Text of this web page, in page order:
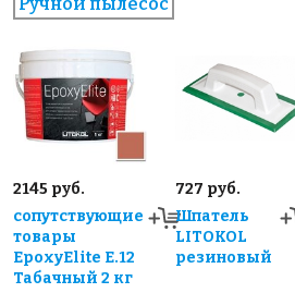
Ручной пылесос
2145 руб.
сопутствующие
товары
EpoxyElite E.12
Табачный 2 кг
727 руб.
Шпатель
LITOKOL
резиновый